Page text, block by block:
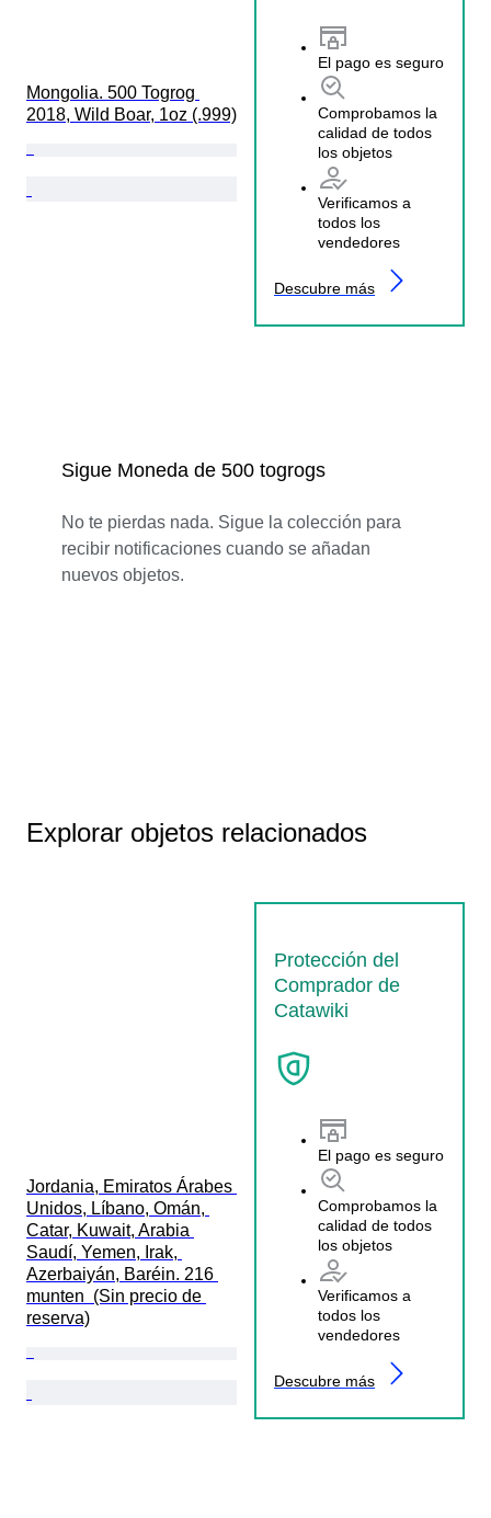
Mongolia. 500 Togrog
2018, Wild Boar, 1oz (.999)
El pago es seguro
Comprobamos la
calidad de todos
los objetos
Verificamos a
todos los
vendedores
Descubre más
Sigue Moneda de 500 togrogs
No te pierdas nada. Sigue la colección para
recibir notificaciones cuando se añadan
nuevos objetos.
Explorar objetos relacionados
Protección del
Comprador de
Catawiki
El pago es seguro
Comprobamos la
calidad de todos
los objetos
Verificamos a
todos los
vendedores
Descubre más
Jordania, Emiratos Árabes
Unidos, Líbano, Omán,
Catar, Kuwait, Arabia
Saudí, Yemen, Irak,
Azerbaiyán, Baréin. 216
munten  (Sin precio de
reserva)